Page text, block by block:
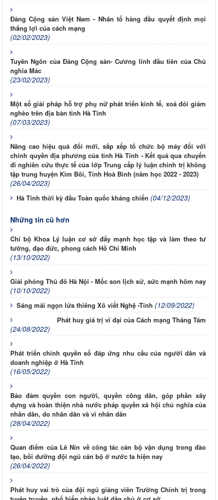
Đảng Cộng sản Việt Nam - Nhân tố hàng đầu quyết định mọi
thắng lợi của cách mạng
(02/02/2023)
Tuyên Ngôn của Đảng Cộng sản- Cương lĩnh đầu tiên của Chủ
nghĩa Mác
(23/02/2023)
Một số giải pháp hỗ trợ phụ nữ phát triển kinh tế, xoá đói giám
nghèo trên địa bàn tỉnh Hà Tĩnh
(07/03/2023)
Nâng cao hiệu quả đổi mới, sắp xếp tổ chức bộ máy đối với
chính quyền địa phương của tỉnh Hà Tĩnh - Kết quả qua chuyến
đi nghiên cứu thực tế của lớp Trung cấp lý luận chính trị không
tập trung huyện Kim Bôi, Tỉnh Hoà Bình (năm học 2022 - 2023)
(26/04/2023)
Hà Tĩnh thời kỳ đầu Toàn quốc kháng chiến (04/12/2023)
Những tin cũ hơn
Chi bộ Khoa Lý luận cơ sở đẩy mạnh học tập và làm theo tư
tưởng, đạo đức, phong cách Hồ Chí Minh
(13/10/2022)
Giải phóng Thủ đô Hà Nội - Mốc son lịch sử, sức mạnh hôm nay
(10/10/2022)
Sáng mãi ngọn lửa thiêng Xô viết Nghệ -Tĩnh (12/09/2022)
Phát huy giá trị vĩ đại của Cách mạng Tháng Tám
(24/08/2022)
Phát triển chính quyền số đáp ứng nhu cầu của người dân và
doanh nghiệp ở Hà Tĩnh
(16/05/2022)
Bảo đảm quyền con người, quyền công dân, góp phần xây
dựng và hoàn thiện nhà nước pháp quyền xã hội chủ nghĩa của
nhân dân, do nhân dân và vì nhân dân
(28/04/2022)
Quan điểm của Lê Nin về công tác cán bộ vận dụng trong đào
tạo, bồi dưỡng đội ngũ cán bộ ở nước ta hiện nay
(26/04/2022)
Phát huy vai trò của đội ngũ giảng viên Trường Chính trị trong